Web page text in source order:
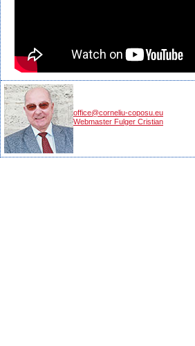
office@corneliu-coposu.eu
Webmaster Fulger Cristian